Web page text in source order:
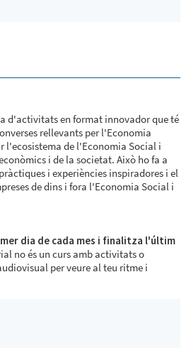
d'activitats en format innovador que té
rellevants per l'Economia
l'ecosistema de l'Economia Social i
i de la societat. Això ho fa a
i experiències inspiradores i el
de dins i fora l'Economia Social i
dia de cada mes i finalitza l'últim
no és un curs amb activitats o
per veure al teu ritme i